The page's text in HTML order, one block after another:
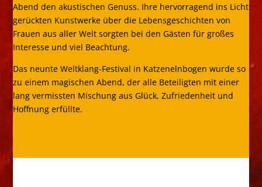
Abend den akustischen Genuss. Ihre hervorragend ins Licht
gerückten Kunstwerke über die Lebensgeschichten von
Frauen aus aller Welt sorgten bei den Gästen für großes
Interesse und viel Beachtung.
Das neunte Weltklang-Festival in Katzenelnbogen wurde so
zu einem magischen Abend, der alle Beteiligten mit einer
lang vermissten Mischung aus Glück, Zufriedenheit und
Hoffnung erfüllte.